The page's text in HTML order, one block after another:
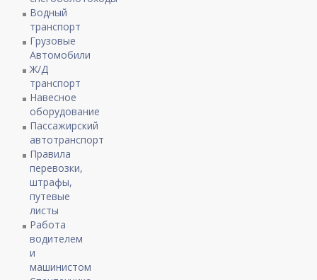
Водный
транспорт
Грузовые
Автомобили
Ж/Д
транспорт
Навесное
оборудование
Пассажирский
автотранспорт
Правила
перевозки,
штрафы,
путевые
листы
Работа
водителем
и
машинистом